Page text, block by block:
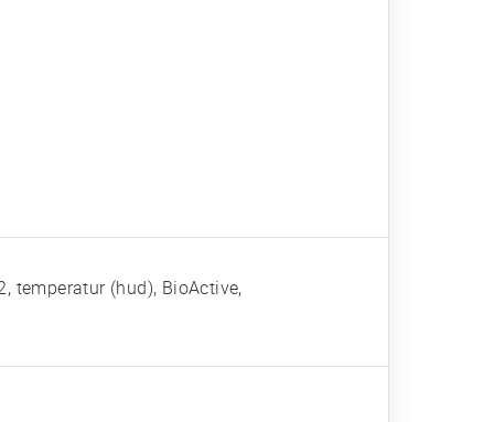
temperatur (hud), BioActive,